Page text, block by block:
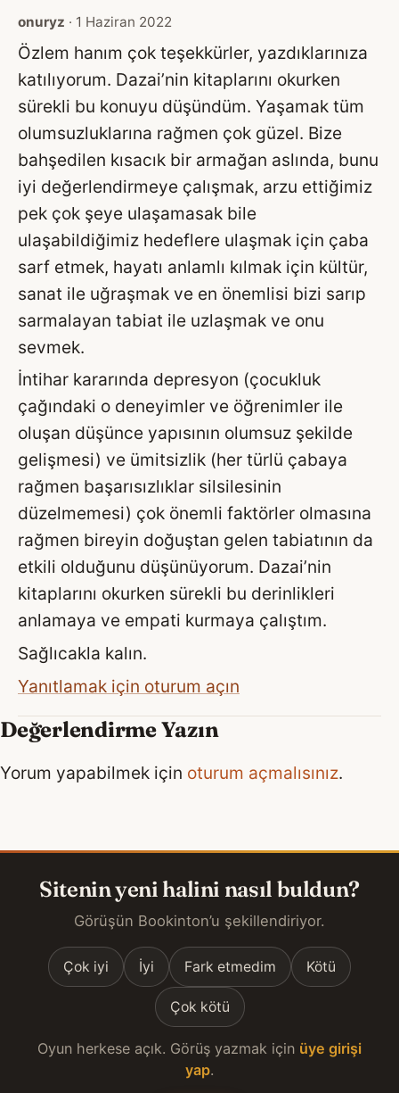
onuryz · 1 Haziran 2022
Özlem hanım çok teşekkürler, yazdıklarınıza
katılıyorum. Dazai’nin kitaplarını okurken
sürekli bu konuyu düşündüm. Yaşamak tüm
olumsuzluklarına rağmen çok güzel. Bize
bahşedilen kısacık bir armağan aslında, bunu
iyi değerlendirmeye çalışmak, arzu ettiğimiz
pek çok şeye ulaşamasak bile
ulaşabildiğimiz hedeflere ulaşmak için çaba
sarf etmek, hayatı anlamlı kılmak için kültür,
sanat ile uğraşmak ve en önemlisi bizi sarıp
sarmalayan tabiat ile uzlaşmak ve onu
sevmek.
İntihar kararında depresyon (çocukluk
çağındaki o deneyimler ve öğrenimler ile
oluşan düşünce yapısının olumsuz şekilde
gelişmesi) ve ümitsizlik (her türlü çabaya
rağmen başarısızlıklar silsilesinin
düzelmemesi) çok önemli faktörler olmasına
rağmen bireyin doğuştan gelen tabiatının da
etkili olduğunu düşünüyorum. Dazai’nin
kitaplarını okurken sürekli bu derinlikleri
anlamaya ve empati kurmaya çalıştım.
Sağlıcakla kalın.
Yanıtlamak için oturum açın
Değerlendirme Yazın
Yorum yapabilmek için oturum açmalısınız.
Sitenin yeni halini nasıl buldun?
Görüşün Bookinton’u şekillendiriyor.
Çok iyi İyi Fark etmedim Kötü
Çok kötü
Oyun herkese açık. Görüş yazmak için üye girişi
yap.